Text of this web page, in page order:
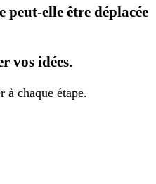
elle être déplacée
vos idées.
à chaque étape.